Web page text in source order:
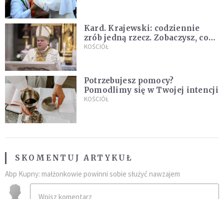
Kard. Krajewski: codziennie
zrób jedną rzecz. Zobaczysz, co
stanie się z twoim życiem
KOŚCIÓŁ
Potrzebujesz pomocy?
Pomodlimy się w Twojej intencji
KOŚCIÓŁ
SKOMENTUJ ARTYKUŁ
Abp Kupny: małżonkowie powinni sobie służyć nawzajem